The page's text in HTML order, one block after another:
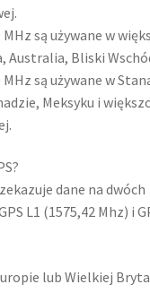
MHz są używane w
Australia, Bliski
MHz są używane w
Meksyku i
dane na dwóch
L1 (1575,42 Mhz) i
lub Wielkiej